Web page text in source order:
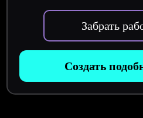
Забрать
Создать